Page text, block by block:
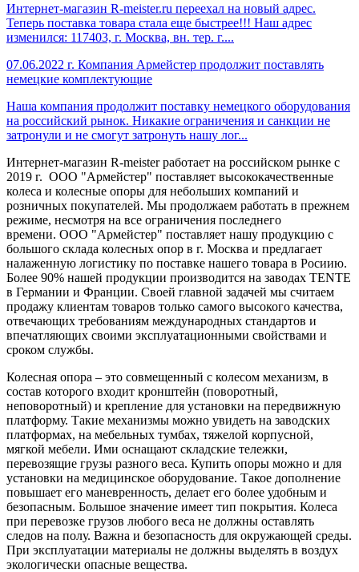
Интернет-магазин R-meister.ru переехал на новый адрес.
Теперь поставка товара стала еще быстрее!!! Наш адрес
изменился: 117403, г. Москва, вн. тер. г....
07.06.2022 г. Компания Армейстер продолжит поставлять
немецкие комплектующие
Наша компания продолжит поставку немецкого оборудования
на российский рынок. Никакие ограничения и санкции не
затронули и не смогут затронуть нашу лог...
Интернет-магазин R-meister работает на российском рынке с
2019 г. ООО "Армейстер" поставляет высококачественные
колеса и колесные опоры для небольших компаний и
розничных покупателей. Мы продолжаем работать в прежнем
режиме, несмотря на все ограничения последнего
времени. ООО "Армейстер" поставляет нашу продукцию с
большого склада колесных опор в г. Москва и предлагает
налаженную логистику по поставке нашего товара в Росиию.
Более 90% нашей продукции производится на заводах TENTE
в Германии и Франции. Своей главной задачей мы считаем
продажу клиентам товаров только самого высокого качества,
отвечающих требованиям международных стандартов и
впечатляющих своими эксплуатационными свойствами и
сроком службы.
Колесная опора – это совмещенный с колесом механизм, в
состав которого входит кронштейн (поворотный,
неповоротный) и крепление для установки на передвижную
платформу. Такие механизмы можно увидеть на заводских
платформах, на мебельных тумбах, тяжелой корпусной,
мягкой мебели. Ими оснащают складские тележки,
перевозящие грузы разного веса. Купить опоры можно и для
установки на медицинское оборудование. Такое дополнение
повышает его маневренность, делает его более удобным и
безопасным. Большое значение имеет тип покрытия. Колеса
при перевозке грузов любого веса не должны оставлять
следов на полу. Важна и безопасность для окружающей среды.
При эксплуатации материалы не должны выделять в воздух
экологически опасные вещества.